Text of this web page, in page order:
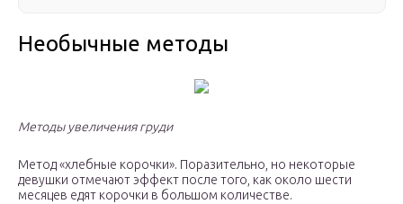
Необычные методы
Методы увеличения груди
Метод «хлебные корочки». Поразительно, но некоторые
девушки отмечают эффект после того, как около шести
месяцев едят корочки в большом количестве.